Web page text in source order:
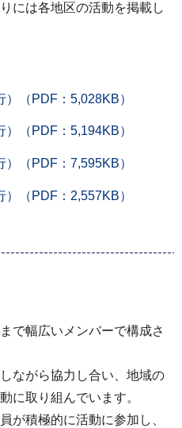
には各地区の活動を掲載し
（PDF：5,028KB）
（PDF：5,194KB）
（PDF：7,595KB）
（PDF：2,557KB）
で幅広いメンバーで構成さ
ながら協力し合い、地域の
に取り組んでいます。
が積極的に活動に参加し、